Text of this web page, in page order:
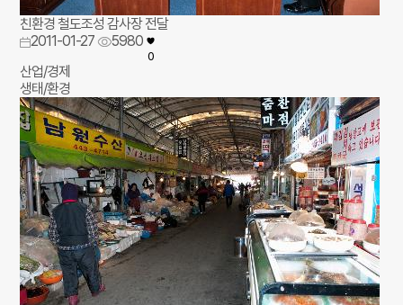
친환경 철도조성 감사장 전달
2011-01-27
5980
0
산업/경제
생태/환경